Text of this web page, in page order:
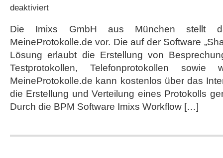
deaktiviertfür
Freigabeprozesse
online
Die Imixs GmbH aus München stellt
MeineProtokolle.de vor. Die auf der Software
Lösung erlaubt die Erstellung von
Testprotokollen, Telefonprotokollen sowie
MeineProtokolle.de kann kostenlos über das
die Erstellung und Verteilung eines Protokolls
Durch die BPM Software Imixs Workflow […]